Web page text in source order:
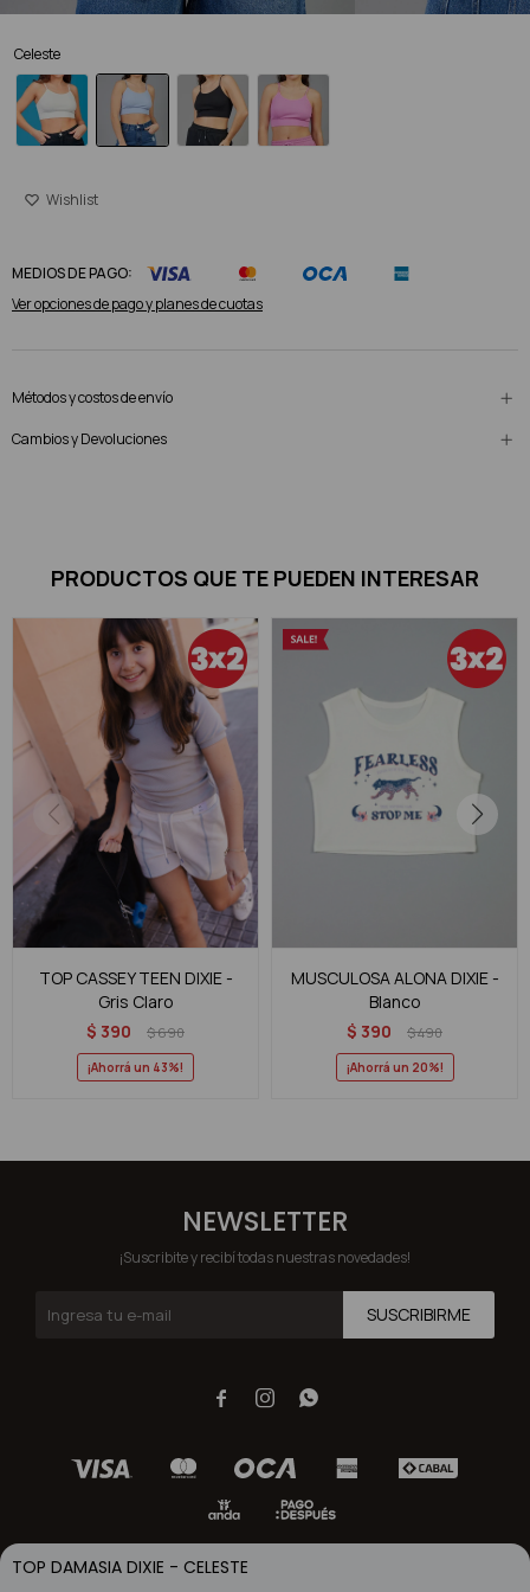
Celeste
TOP DAMASIA DIXIE - CELESTE
MEDIOS DE PAGO:
Ver opciones de pago y planes de cuotas
Métodos y costos de envío
Cambios y Devoluciones
PRODUCTOS QUE TE PUEDEN INTERESAR
TOP CASSEY TEEN DIXIE -
Gris Claro
$ 390 $690
43
MUSCULOSA ALONA DIXIE -
Blanco
$ 390 $490
20
NEWSLETTER
¡Suscribite y recibí todas nuestras novedades!
SUSCRIBIRME
  